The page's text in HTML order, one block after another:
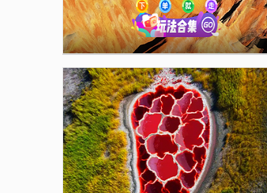
浏
览
信
息
慕田峪长城 西安事变旧址
都江堰景区 贞丰文化街
佛山市祖庙博物馆 金紫荆